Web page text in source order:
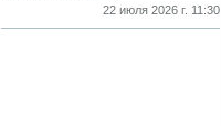
22 июля 2026 г. 11:30